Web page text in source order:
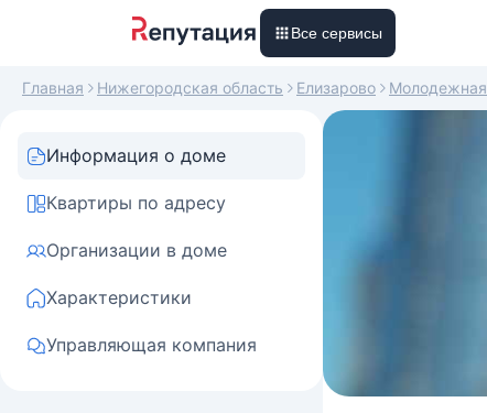
Все сервисы
Главная Нижегородская область Елизарово Молодежная
Информация о доме
Квартиры по адресу
Организации в доме
Характеристики
Управляющая компания